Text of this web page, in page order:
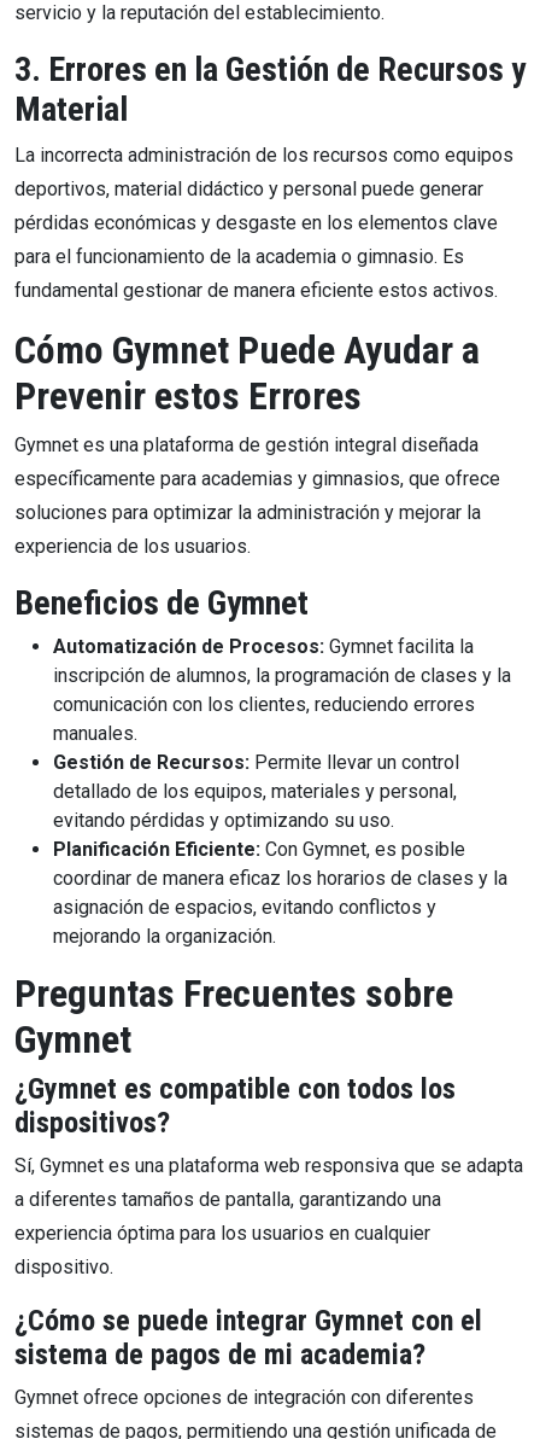
servicio y la reputación del establecimiento.
3. Errores en la Gestión de Recursos y
Material
La incorrecta administración de los recursos como equipos
deportivos, material didáctico y personal puede generar
pérdidas económicas y desgaste en los elementos clave
para el funcionamiento de la academia o gimnasio. Es
fundamental gestionar de manera eficiente estos activos.
Cómo Gymnet Puede Ayudar a
Prevenir estos Errores
Gymnet es una plataforma de gestión integral diseñada
específicamente para academias y gimnasios, que ofrece
soluciones para optimizar la administración y mejorar la
experiencia de los usuarios.
Beneficios de Gymnet
Automatización de Procesos: Gymnet facilita la
inscripción de alumnos, la programación de clases y la
comunicación con los clientes, reduciendo errores
manuales.
Gestión de Recursos: Permite llevar un control
detallado de los equipos, materiales y personal,
evitando pérdidas y optimizando su uso.
Planificación Eficiente: Con Gymnet, es posible
coordinar de manera eficaz los horarios de clases y la
asignación de espacios, evitando conflictos y
mejorando la organización.
Preguntas Frecuentes sobre
Gymnet
¿Gymnet es compatible con todos los
dispositivos?
Sí, Gymnet es una plataforma web responsiva que se adapta
a diferentes tamaños de pantalla, garantizando una
experiencia óptima para los usuarios en cualquier
dispositivo.
¿Cómo se puede integrar Gymnet con el
sistema de pagos de mi academia?
Gymnet ofrece opciones de integración con diferentes
sistemas de pagos, permitiendo una gestión unificada de